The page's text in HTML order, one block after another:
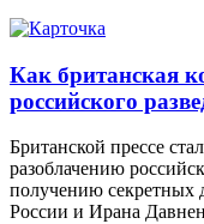
Как британская
российского
Британской прессе
разоблачению
получению секретных
России и Ирана